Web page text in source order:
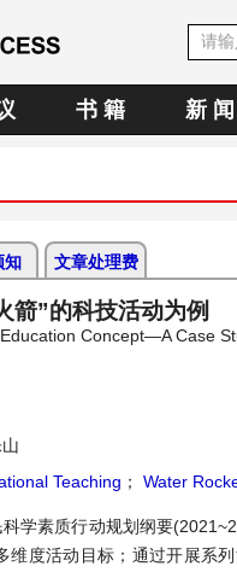
书 籍 新 闻
知 文章处理费
”的科技活动为例
Concept—A Case
Teaching ； Water
学素质行动规划纲要
度活动目标；通过开展系